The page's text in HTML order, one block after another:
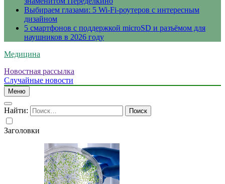
Выбираем глазами: 5 Wi-Fi-роутеров с интересным
дизайном
5 смартфонов с поддержкой microSD и разъёмом для
наушников в 2026 году
Медицина
Новостная рассылка
Случайные новости
Меню
Найти:
Заголовки